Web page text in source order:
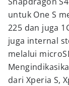
untuk One S
225 dan juga
juga internal
melalui
dari Xperia S,